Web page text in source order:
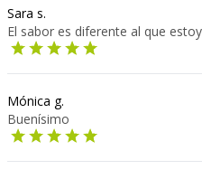
Sara s.
El sabor es diferente al que
Mónica g.
Buenísimo